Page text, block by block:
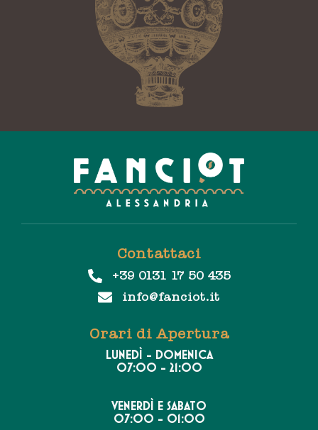
Contattaci
+39 0131 17 50 435
info@fanciot.it
Orari di Apertura
LUNEDÌ - DOMENICA
07:00 - 21:00
VENERDÌ E SABATO
07:00 - 01:00